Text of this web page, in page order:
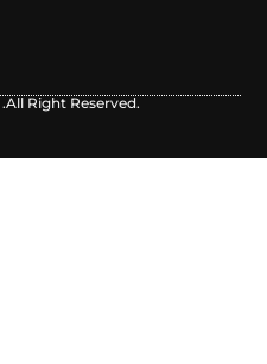
.All Right Reserved.